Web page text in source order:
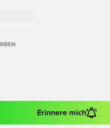
Erinnere mich